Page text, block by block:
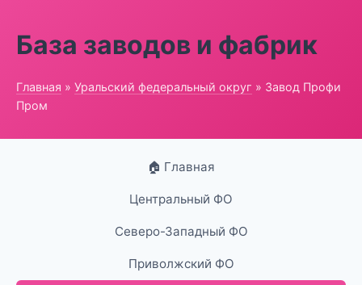
База заводов и фабрик
Главная » Уральский федеральный округ » Завод Профи
Пром
🏠 Главная
Центральный ФО
Северо-Западный ФО
Приволжский ФО